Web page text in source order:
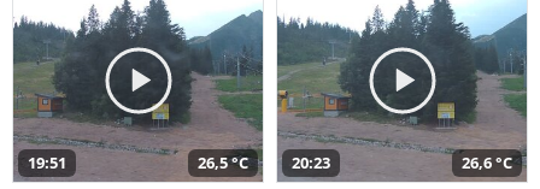
19:51 26,5 °C 20:23 26,6 °C